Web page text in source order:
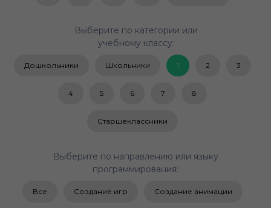
Выберите по категории или
учебному классу:
Дошкольники Школьники 1 2 3
4 5 6 7 8
Старшеклассники
Выберите по направлению или языку
программирования:
Все Создание игр Создание анимации